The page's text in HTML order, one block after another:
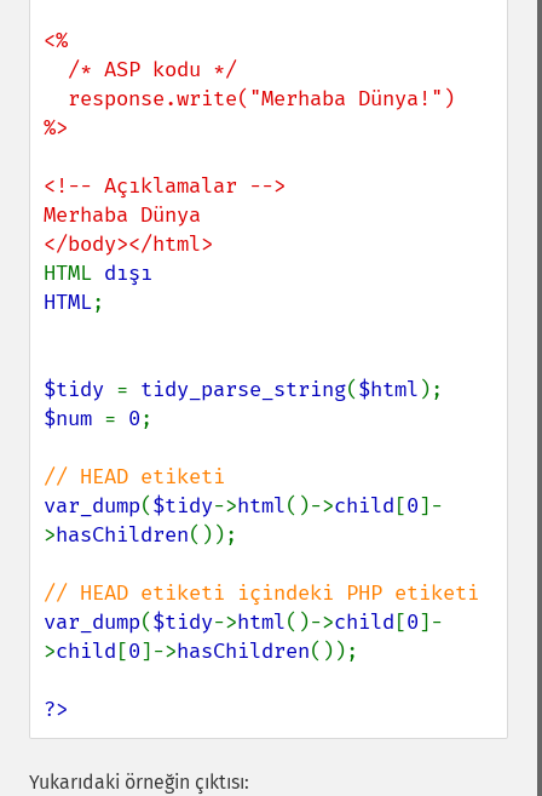
<%
%>
<!-- Açıklamalar -->
Merhaba Dünya
HTML dışı
HTML;
$tidy = tidy_parse_string($html
$num = 0;
var_dump($tidy->html()->child [0]-
>hasChildren());
var_dump($tidy->html()->child [0]-
>child [0]->hasChildren());
?>
Yukarıdaki örneğin çıktısı: